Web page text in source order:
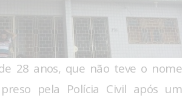
28 anos, que não teve o nome
pela Polícia Civil após um